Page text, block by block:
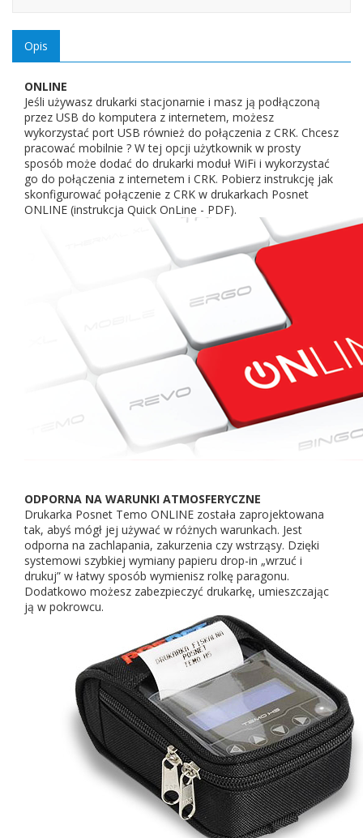
Opis
ONLINE
Jeśli używasz drukarki stacjonarnie i masz ją podłączoną
przez USB do komputera z internetem, możesz
wykorzystać port USB również do połączenia z CRK. Chcesz
pracować mobilnie ? W tej opcji użytkownik w prosty
sposób może dodać do drukarki moduł WiFi i wykorzystać
go do połączenia z internetem i CRK. Pobierz instrukcję jak
skonfigurować połączenie z CRK w drukarkach Posnet
ONLINE (instrukcja Quick OnLine - PDF).
ODPORNA NA WARUNKI ATMOSFERYCZNE
Drukarka Posnet Temo ONLINE została zaprojektowana
tak, abyś mógł jej używać w różnych warunkach. Jest
odporna na zachlapania, zakurzenia czy wstrząsy. Dzięki
systemowi szybkiej wymiany papieru drop-in „wrzuć i
drukuj” w łatwy sposób wymienisz rolkę paragonu.
Dodatkowo możesz zabezpieczyć drukarkę, umieszczając
ją w pokrowcu.